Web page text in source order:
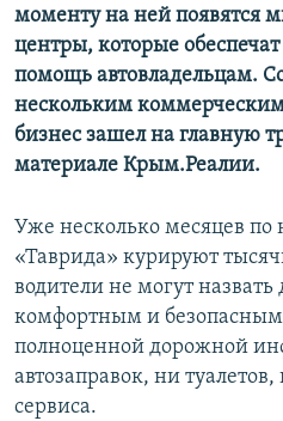
моменту на ней появятся
центры, которые
помощь автовладельцам.
нескольким
бизнес зашел на главную
материале Крым.Реалии.
Уже несколько месяцев по
«Таврида» курируют
водители не могут
комфортным и безопасным
полноценной дорожной
автозаправок, ни
сервиса.